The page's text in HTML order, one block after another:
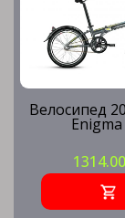
Велосипед
Enigma